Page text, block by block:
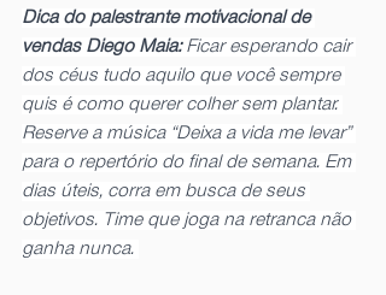
Dica do palestrante motivacional de
vendas Diego Maia: Ficar esperando cair
dos céus tudo aquilo que você sempre
quis é como querer colher sem plantar.
Reserve a música “Deixa a vida me levar”
para o repertório do final de semana. Em
dias úteis, corra em busca de seus
objetivos. Time que joga na retranca não
ganha nunca.